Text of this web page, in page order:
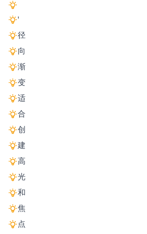
'
径
向
渐
变
适
合
创
建
高
光
和
焦
点